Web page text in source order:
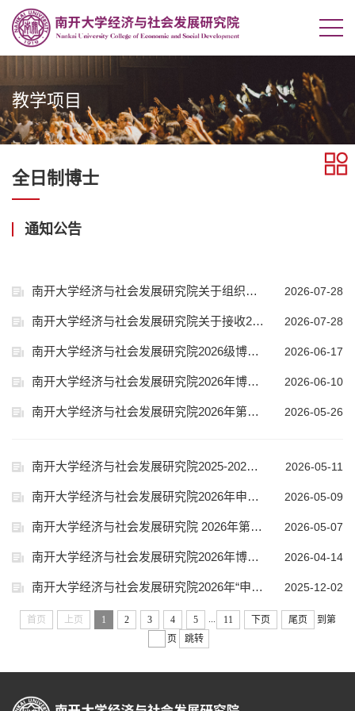
教学项目
全日制博士
通知公告
南开大学经济与社会发展研究院关于组织接收2027级推荐免试研究生预报名的通知 2026-07-28
南开大学经济与社会发展研究院关于接收2027级推荐免试研究生前置条件公示 2026-07-28
南开大学经济与社会发展研究院2026级博士函调政治思想情况及调档工作须知 2026-06-17
南开大学经济与社会发展研究院2026年博士研究生拟录取名单 2026-06-10
南开大学经济与社会发展研究院2026年第二批“申请-考核”制博士考核结果公示 2026-05-26
南开大学经济与社会发展研究院2025-2026学年第二学期学位申请受理名单公示 2026-05-11
南开大学经济与社会发展研究院2026年申请考核制博士（第二轮）综合考核相关要求 2026-05-09
南开大学经济与社会发展研究院 2026年第二批博士生“申请考核制”招生材料审核结果公示 2026-05-07
南开大学经济与社会发展研究院2026年博士研究生“申请-考核”制招生选拔报名延期通知 2026-04-14
南开大学经济与社会发展研究院2026年“申请-考核”制博士（第一轮）综合考核相关要求 2025-12-02
首页 上页 1 2 3 4 5 11 下页 尾页
到第
页
跳转